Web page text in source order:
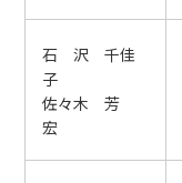
石 沢 千佳
子
佐々木 芳
宏